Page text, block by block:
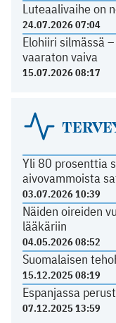
Luteaalivaihe on
24.07.2026 07:04
Elohiiri silmässä
vaaraton vaiva
15.07.2026 08:17
Yli 80 prosenttia
aivovammoista
03.07.2026 10:39
Näiden oireiden
lääkäriin
04.05.2026 08:52
Suomalaisen
15.12.2025 08:19
Espanjassa
07.12.2025 13:59